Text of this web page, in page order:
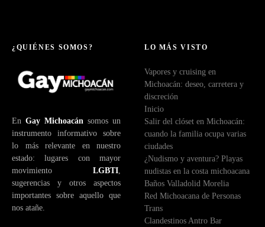
¿QUIÉNES SOMOS?
En Gay Michoacán somos un
instrumento informativo sobre
lo más relevante en nuestro
estado: lugares con mayor
movimiento LGBTI
sugerencias y otros aspectos
importantes sobre aquello que
nos atañe.
LO MÁS VISTO
Vapores y cruising en
Michoacán: deseo, carretera y
discreción
Inicio
Salir del clóset en Michoacán:
cuando la familia ocupa varias
ciudades
¿Nudismo y aventura? Playas
nudistas en la costa michoacana
Baños Valladolid Morelia
Red Michoacana de Personas
Trans
Clandestinos Antro Bar